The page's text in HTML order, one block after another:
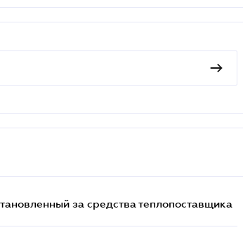
за средства теплопоставщика